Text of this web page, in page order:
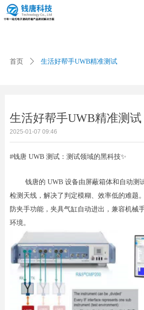
首页 ꄲ 生活好帮手UWB精准测试
生活好帮手UWB精准测试
#钱唐 UWB 测试：测试领域的黑科技✨
钱唐的 UWB 设备由屏蔽箱体和自动测
检测天线，解决了判定模糊、效率低的难题
防夹手功能，夹具气缸自动进出，兼容机械
环境。
2025-01-07 09:46